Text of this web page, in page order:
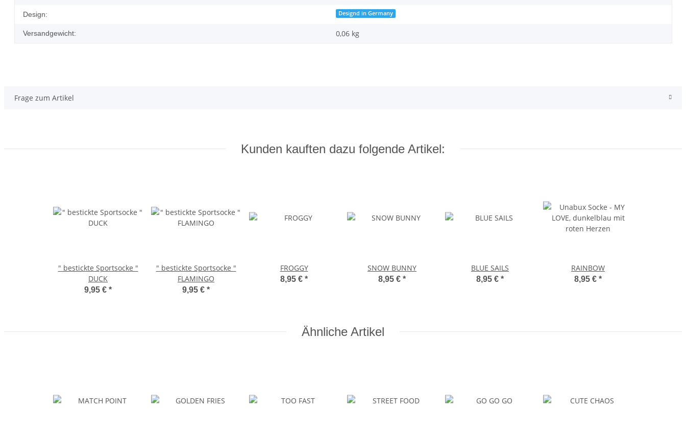
Design: Designd in Germany
Versandgewicht: 0,06 kg
Frage zum Artikel
Kunden kauften dazu folgende Artikel:
" bestickte Sportsocke "
DUCK
9,95 € *
" bestickte Sportsocke "
FLAMINGO
9,95 € *
FROGGY
8,95 € *
SNOW BUNNY
8,95 € *
BLUE SAILS
8,95 € *
RAINBOW
8,95 € *
Ähnliche Artikel